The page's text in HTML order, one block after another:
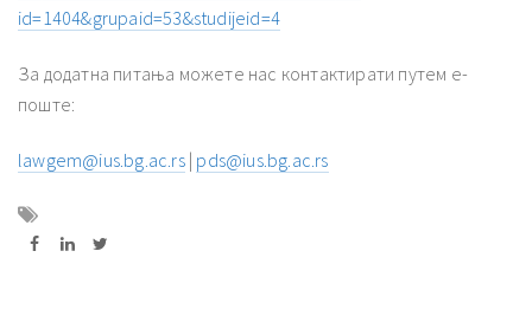
id=1404&grupaid=53&studijeid=4
За додатна питања можете нас контактирати путем е-
поште:
lawgem@ius.bg.ac.rs| pds@ius.bg.ac.rs